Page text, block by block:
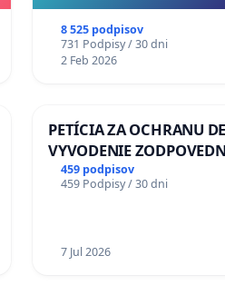
8 525 podpisov
731 Podpisy / 30 dni
2 Feb 2026
PETÍCIA ZA OCHRANU
VYVODENIE
DLHOROČNÚ NEČINNOSŤ A
ZLYHANIE ŠTÁTU
459 podpisov
459 Podpisy / 30 dni
7 Jul 2026